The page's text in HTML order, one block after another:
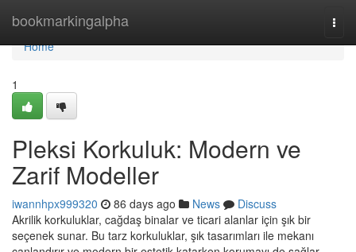
bookmarkingalpha
Home
Home
1
Pleksi Korkuluk: Modern ve
Zarif Modeller
iwannhpx999320 86 days ago News
Discuss
Akrilik korkuluklar, cağdaş binalar ve ticari alanlar için şık bir
seçenek sunar. Bu tarz korkuluklar, şık tasarımları ile mekanı